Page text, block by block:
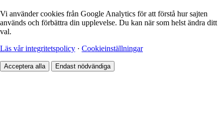
Vi använder cookies från Google Analytics för att förstå hur sajten
används och förbättra din upplevelse. Du kan när som helst ändra ditt
val.
Läs vår integritetspolicy · Cookieinställningar
Acceptera alla Endast nödvändiga